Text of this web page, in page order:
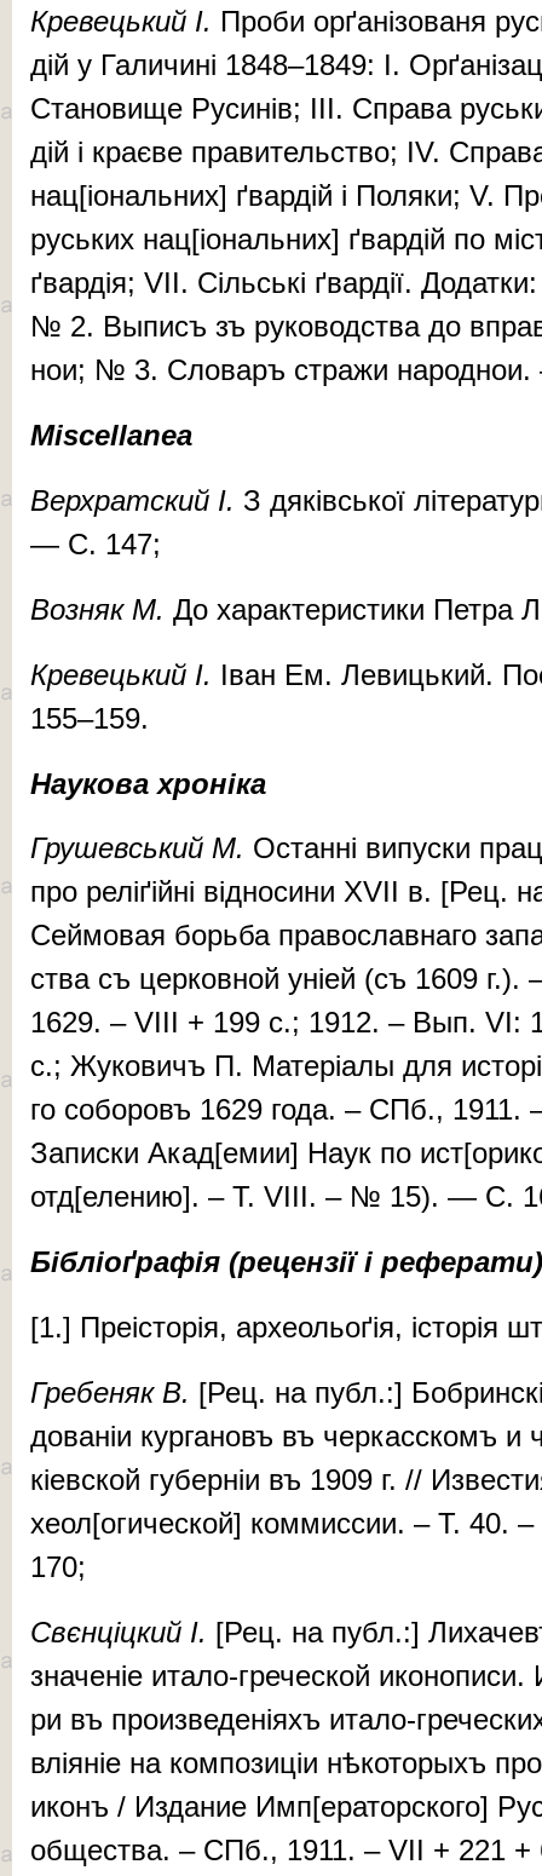
Кре­вець­кий І. Про­би орґа­ні­зо­ва­ня
дій у Га­ли­чи­ні 1848–1849: I.
Становище Руси­нів; III. Справа
дій і краєве правительство; IV.
нац[іональних] ґвардій і Поляки; V.
руських нац[іональних] ґвардій по
ґвардія; VII. Сіль­ські ґвардії.
№ 2. Вы­писъ зъ ру­ко­вод­ства до
нои; № 3. Сло­варъ стра­жи
Miscellanea
Вер­храт­ский І. З дя­ків­ської
— С. 147;
Воз­няк М. До ха­рак­те­рис­ти­ки Пет­ра
Кре­вець­кий І. Іван Ем. Ле­виць­кий.
155–159.
Наукова хроніка
Гру­шев­ський М. Ос­тан­ні ви­пус­ки
про ре­лі­ґій­ні від­но­си­ни XVII в.
Сей­мо­вая борь­ба пра­вос­лав­на­го
ства съ цер­ков­ной уніей (съ 1609
1629. – VIII + 199 c.; 1912. – Вы­п. VI:
c.; Жу­ко­вичъ П. Ма­те­рі­а­лы для
го со­бо­ровъ 1629 го­да. – СПб., 1911.
Запис­ки Ака­д[е­мии] На­ук по
отд[еле­нию]. – T. VIII. – № 15). — С.
Бібліоґрафія (рецен­зії і реферати)
[1.] Пре­іс­то­рія, ар­хе­оль­о­ґія, іс­то­рія
Гре­бе­няк В. [Рец. на публ.:]
до­­ва­ніи кур­га­новъ въ чер­кас­скомъ и
кі­ев­ской гу­бер­ніи въ 1909 г. //
хе­ол[оги­чес­кой] ком­мис­сии. – Т. 40.
170;
Свєн­ціц­кий І. [Рец. на публ.:]
зна­че­ніе ита­ло-гре­чес­кой
ри въ про­­из­ве­де­ні­яхъ ита­ло-
влія­ніе на ком­по­зи­ціи нѣ­ко­то­рыхъ
иконъ / Из­да­ние Имп[ера­тор­ско­го]
об­щес­тва. – СПб., 1911. – VII + 221